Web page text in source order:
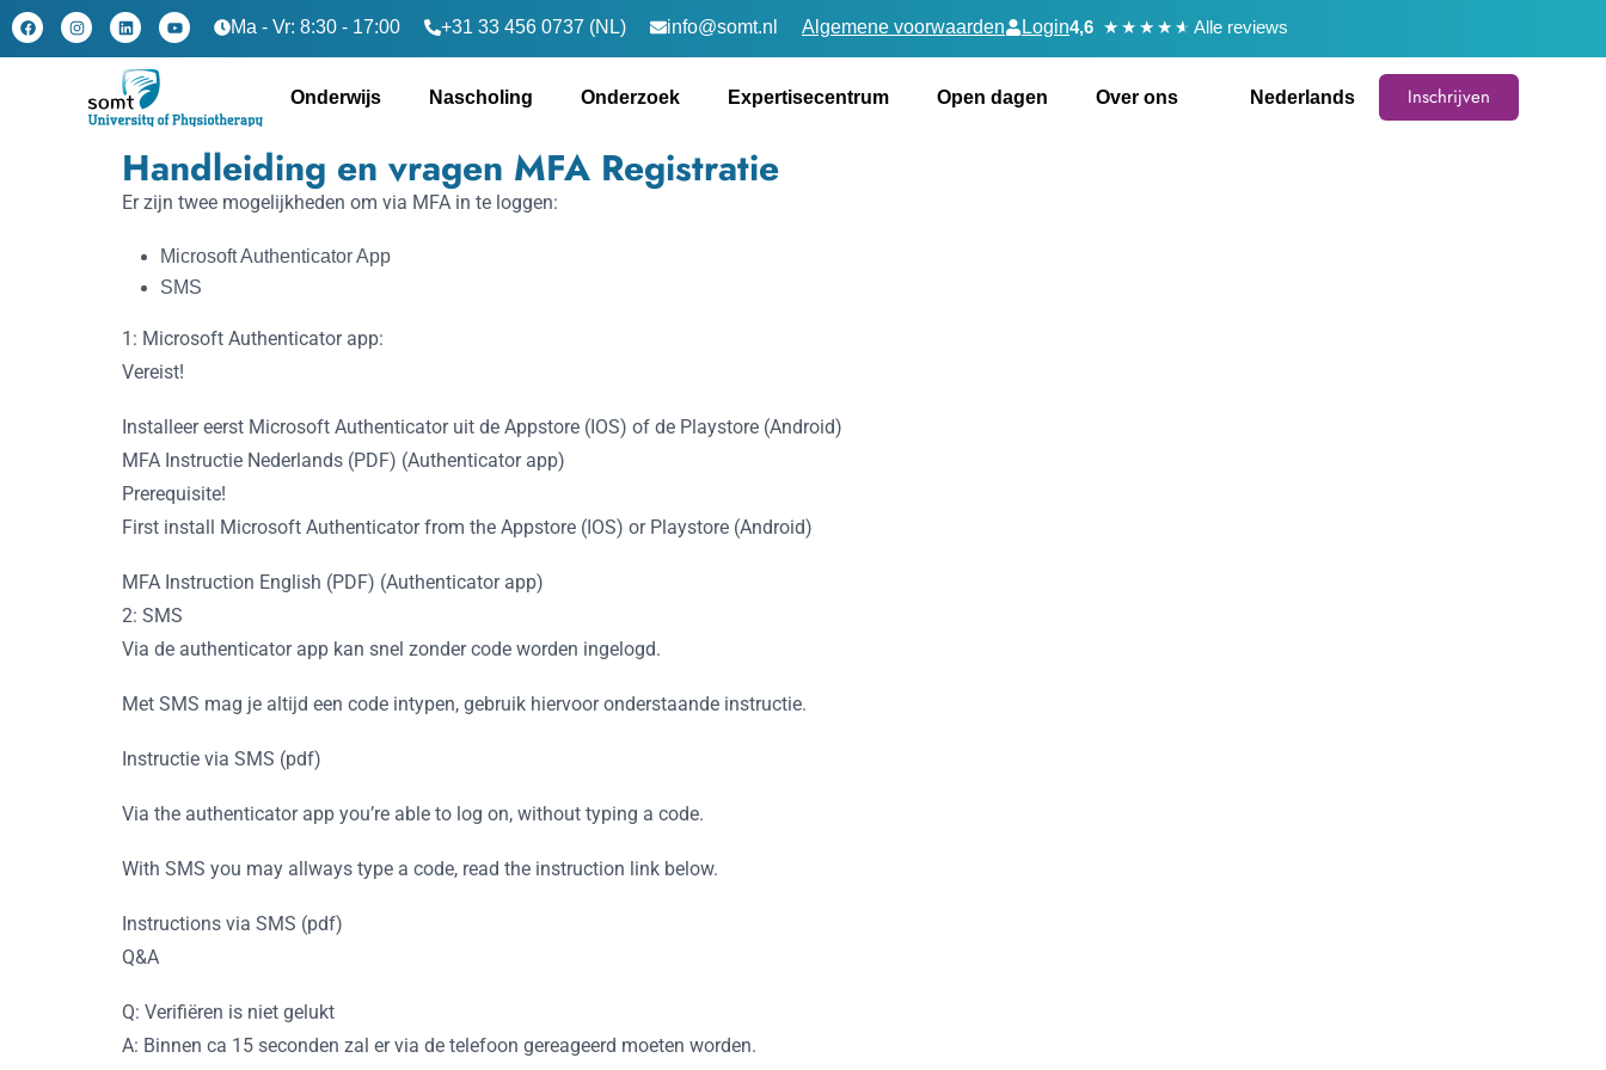
Ma - Vr: 8:30 - 17:00 +31 33 456 0737 (NL) info@somt.nl Algemene voorwaarden Login4,6 ★★★★★ Alle reviews
Onderwijs Nascholing Onderzoek Expertisecentrum Open dagen Over ons Nederlands Inschrijven
Handleiding en vragen MFA Registratie
Er zijn twee mogelijkheden om via MFA in te loggen:
Microsoft Authenticator App
SMS
1: Microsoft Authenticator app:
Vereist!
Installeer eerst Microsoft Authenticator uit de Appstore (IOS) of de Playstore (Android)
MFA Instructie Nederlands (PDF) (Authenticator app)
Prerequisite!
First install Microsoft Authenticator from the Appstore (IOS) or Playstore (Android)
MFA Instruction English (PDF) (Authenticator app)
2: SMS
Via de authenticator app kan snel zonder code worden ingelogd.
Met SMS mag je altijd een code intypen, gebruik hiervoor onderstaande instructie.
Instructie via SMS (pdf)
Via the authenticator app you’re able to log on, without typing a code.
With SMS you may allways type a code, read the instruction link below.
Instructions via SMS (pdf)
Q&A
Q: Verifiëren is niet gelukt
A: Binnen ca 15 seconden zal er via de telefoon gereageerd moeten worden.